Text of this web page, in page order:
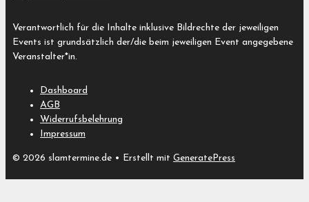
Verantwortlich für die Inhalte inklusive Bildrechte der jeweiligen
Events ist grundsätzlich der/die beim jeweiligen Event angegebene
Veranstalter*in.
Dashboard
AGB
Widerrufsbelehrung
Impressum
© 2026 slamtermine.de • Erstellt mit GeneratePress